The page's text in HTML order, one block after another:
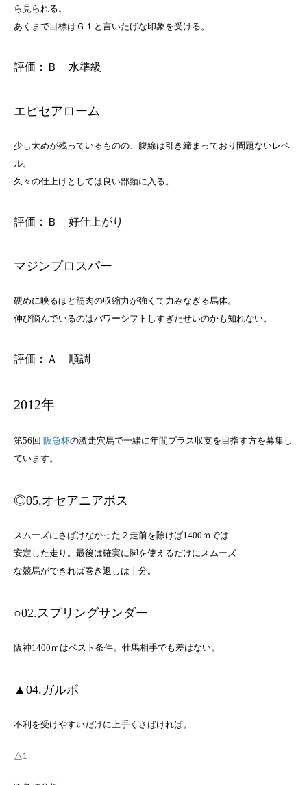
ら見られる。
あくまで目標はＧ１と言いたげな印象を受ける。
評価：Ｂ 水準級
エピセアローム
少し太めが残っているものの、腹線は引き締まっており問題ないレベ
ル。
久々の仕上げとしては良い部類に入る。
評価：Ｂ 好仕上がり
マジンプロスパー
硬めに映るほど筋肉の収縮力が強くて力みなぎる馬体。
伸び悩んでいるのはパワーシフトしすぎたせいのかも知れない。
評価：Ａ 順調
2012年
第56回 阪急杯の激走穴馬で一緒に年間プラス収支を目指す方を募集し
ています。
◎05.オセアニアボス
スムーズにさばけなかった２走前を除けば1400ｍでは
安定した走り。最後は確実に脚を使えるだけにスムーズ
な競馬ができれば巻き返しは十分。
○02.スプリングサンダー
阪神1400ｍはベスト条件。牡馬相手でも差はない。
▲04.ガルボ
不利を受けやすいだけに上手くさばければ。
△1